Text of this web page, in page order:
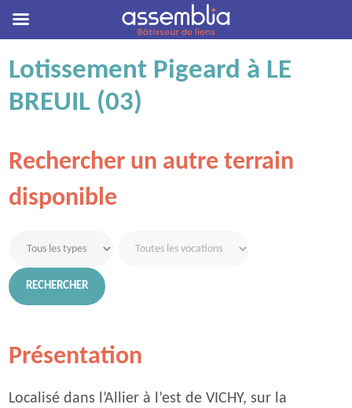
to
content
Lotissement Pigeard à LE
BREUIL (03)
Rechercher un autre terrain
disponible
Présentation
Localisé dans l’Allier à l’est de VICHY, sur la